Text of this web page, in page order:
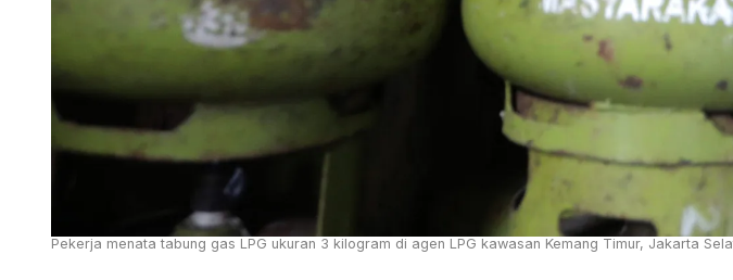
Pekerja menata tabung gas LPG ukuran 3 kilogram di agen LPG kawasan Kemang Timur, Jakarta